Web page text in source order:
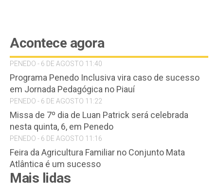
Acontece agora
PENEDO - 6 DE AGOSTO 11:40
Programa Penedo Inclusiva vira caso de sucesso
em Jornada Pedagógica no Piauí
PENEDO - 6 DE AGOSTO 11:22
Missa de 7º dia de Luan Patrick será celebrada
nesta quinta, 6, em Penedo
PENEDO - 6 DE AGOSTO 11:16
Feira da Agricultura Familiar no Conjunto Mata
Atlântica é um sucesso
Mais lidas